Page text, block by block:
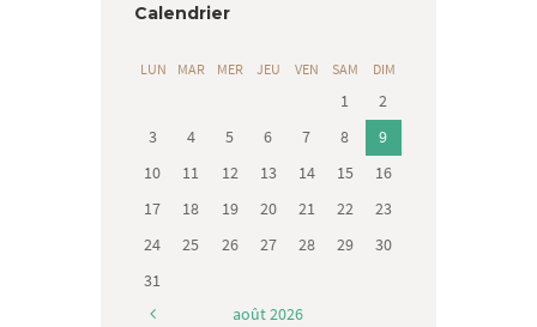
Calendrier
LUN MAR MER JEU VEN SAM DIM
1
2
3
4 5 6 7 8
9
10
11 12 13 14 15
16
17
18 19 20 21 22
23
24
25 26 27 28 29
30
31
août2026